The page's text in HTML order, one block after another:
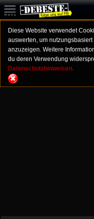
Diese Website verwendet
auswerten, um
anzuzeigen. Weitere
du deren Verwendung
Datenschutzhinweisen.